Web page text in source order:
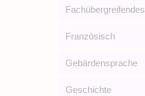
Fachübergreifendes
Französisch
Gebärdensprache
Geschichte